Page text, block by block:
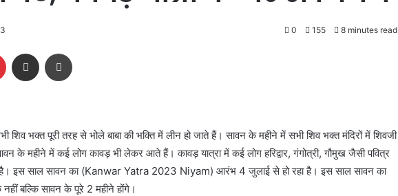
0 155 8 minutes read
Pinterest Share via Email
भक्त पूरी तरह से भोले बाबा की भक्ति में लीन हो जाते हैं। सावन के महीने में सभी शिव भक्त मंदिरों में शिवजी
के महीने में कई लोग कावड़ भी लेकर आते हैं। कावड़ यात्रा में कई लोग हरिद्वार, गंगोत्री, गौमुख जैसी पवित्र
है। इस साल सावन का (Kanwar Yatra 2023 Niyam) आरंभ 4 जुलाई से हो रहा है। इस साल सावन का
नहीं बल्कि सावन के पूरे 2 महीने होंगे।